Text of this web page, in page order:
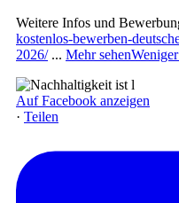
Weitere Infos und
kostenlos-bewerben-
2026/ ... Mehr sehen
Auf Facebook anzeigen
· Teilen